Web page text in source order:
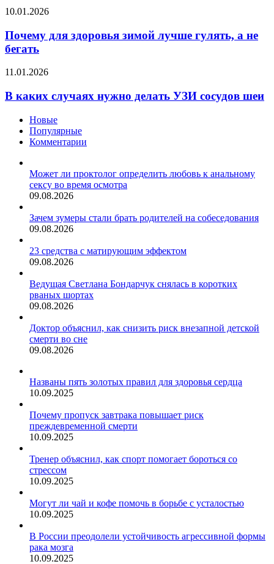
Почему
здоровья
зимой
лучше
а
бегать
10.01.2026
Почему для здоровья зимой лучше гулять, а не
бегать
В
случаях
нужно
делать
сосудов
11.01.2026
В каких случаях нужно делать УЗИ сосудов шеи
Новые
Популярные
Комментарии
Может ли проктолог определить любовь к анальному
сексу во время осмотра
09.08.2026
Зачем зумеры стали брать родителей на собеседования
09.08.2026
23 средства с матирующим эффектом
09.08.2026
Ведущая Светлана Бондарчук снялась в коротких
рваных шортах
09.08.2026
Доктор объяснил, как снизить риск внезапной детской
смерти во сне
09.08.2026
Названы пять золотых правил для здоровья сердца
10.09.2025
Почему пропуск завтрака повышает риск
преждевременной смерти
10.09.2025
Тренер объяснил, как спорт помогает бороться со
стрессом
10.09.2025
Могут ли чай и кофе помочь в борьбе с усталостью
10.09.2025
В России преодолели устойчивость агрессивной формы
рака мозга
10.09.2025